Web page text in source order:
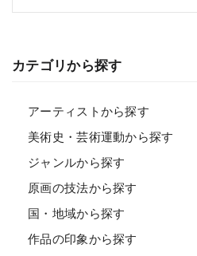
カテゴリから探す
アーティストから探す
美術史・芸術運動から探す
ジャンルから探す
原画の技法から探す
国・地域から探す
作品の印象から探す